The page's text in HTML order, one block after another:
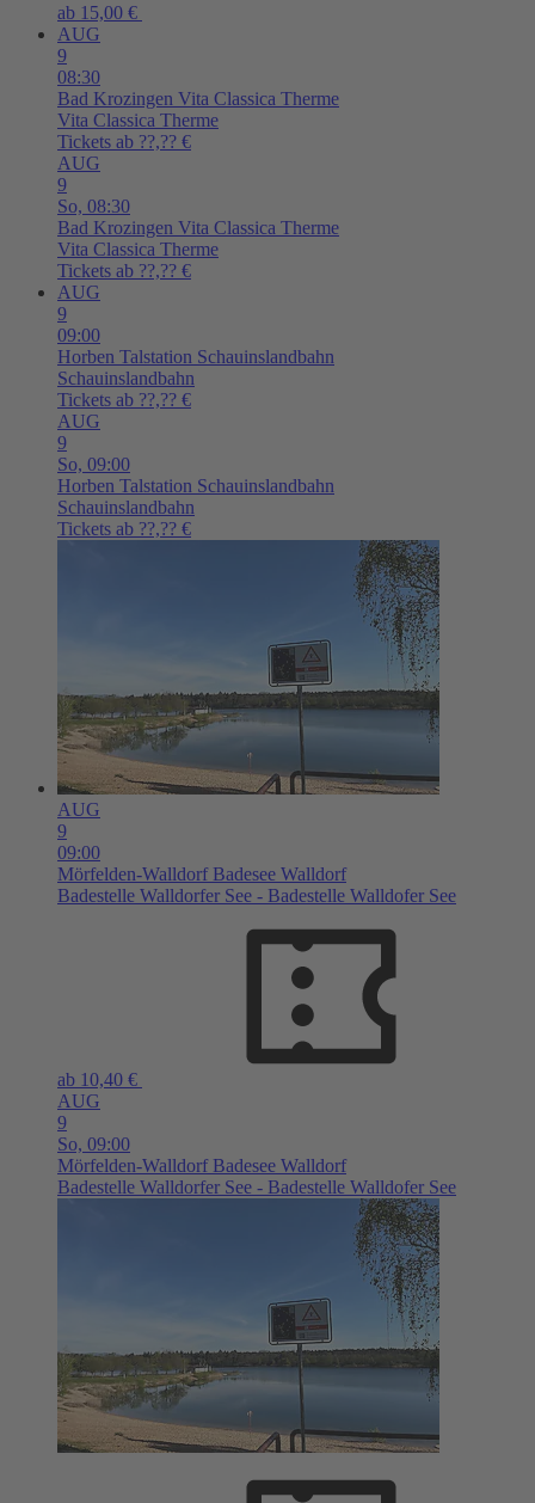
ab 15,00 €
AUG
9
08:30
Bad Krozingen Vita Classica Therme
Vita Classica Therme
Tickets ab ??,?? €
AUG
9
So, 08:30
Bad Krozingen Vita Classica Therme
Vita Classica Therme
Tickets ab ??,?? €
AUG
9
09:00
Horben Talstation Schauinslandbahn
Schauinslandbahn
Tickets ab ??,?? €
AUG
9
So, 09:00
Horben Talstation Schauinslandbahn
Schauinslandbahn
Tickets ab ??,?? €
AUG
9
09:00
Mörfelden-Walldorf Badesee Walldorf
Badestelle Walldorfer See - Badestelle Walldofer See
ab 10,40 €
AUG
9
So, 09:00
Mörfelden-Walldorf Badesee Walldorf
Badestelle Walldorfer See - Badestelle Walldofer See